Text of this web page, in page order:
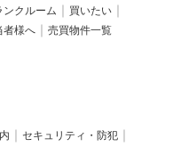
ンクルーム
買いたい
者様へ 売買物件一覧
セキュリティ・防犯